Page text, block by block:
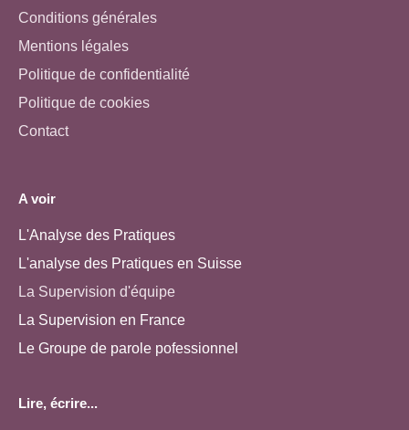
Conditions générales
Mentions légales
Politique de confidentialité
Politique de cookies
Contact
A voir
L'Analyse des Pratiques
L'analyse des Pratiques en Suisse
La Supervision d'équipe
La Supervision en France
Le Groupe de parole pofessionnel
Lire, écrire...